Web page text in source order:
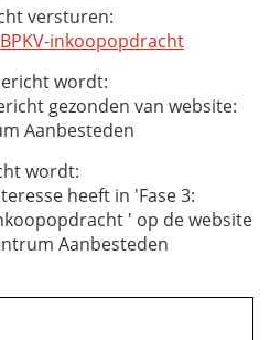
versturen:
inkoopopdracht
wordt:
gezonden van website:
Aanbesteden
wordt:
heeft in 'Fase 3:
' op de website
Aanbesteden